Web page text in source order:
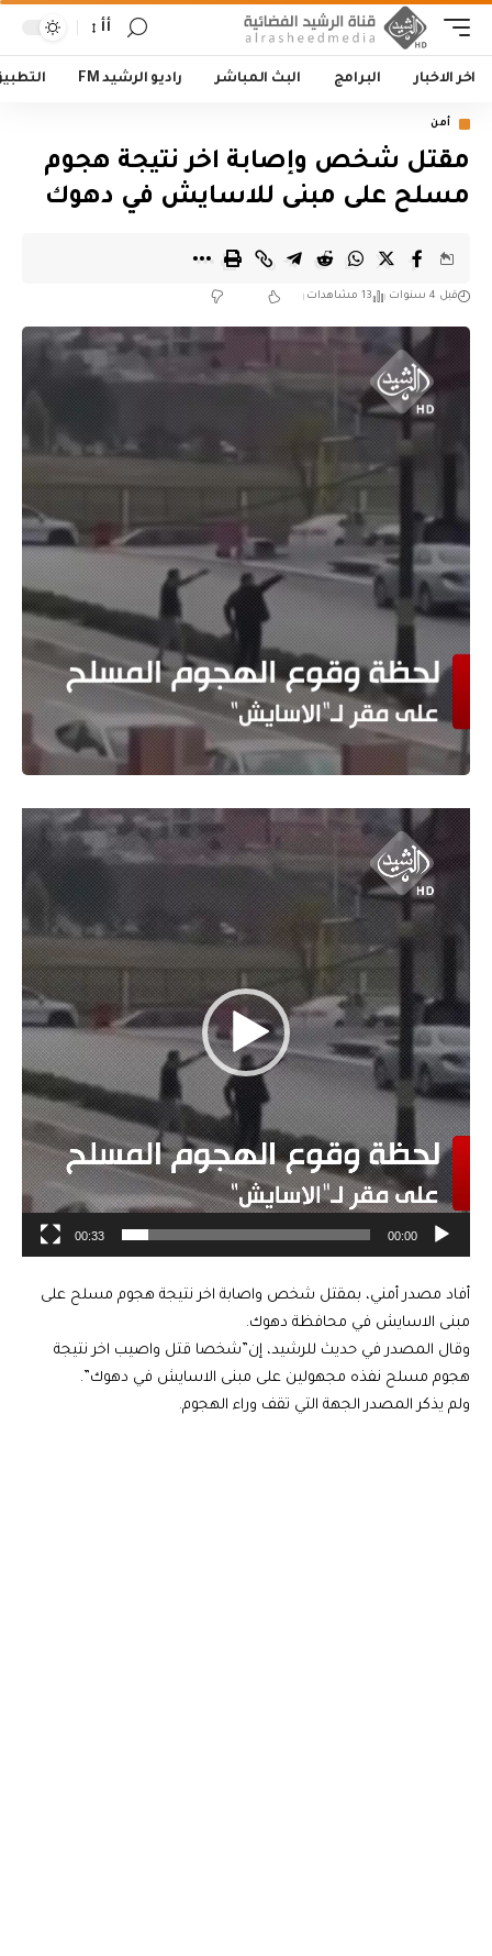
أأ
اخر الاخبار البرامج البث المباشر راديو الرشيد FM
أمن
مقتل شخص وإصابة اخر نتيجة هجوم
مسلح على مبنى للاسايش في دهوك
قبل 4 سنوات 13 مشاهدات
مشغل
الفيديو
00:00
00:33
أفاد مصدر أمني، بمقتل شخص واصابة اخر نتيجة هجوم مسلح على
مبنى الاسايش في محافظة دهوك.
وقال المصدر في حديث للرشيد، إن”شخصا قتل واصيب اخر نتيجة
هجوم مسلح نفذه مجهولين على مبنى الاسايش في دهوك”.
ولم يذكر المصدر الجهة التي تقف وراء الهجوم.